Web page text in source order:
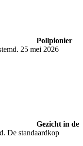
Pollpionier
25 mei 2026
Gezicht in de
De standaardkop